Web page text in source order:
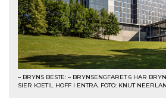
– BRYNS BESTE: – BRYNSENGFARET 6 HAR
SIER KJETIL HOFF I ENTRA. FOTO: KNUT